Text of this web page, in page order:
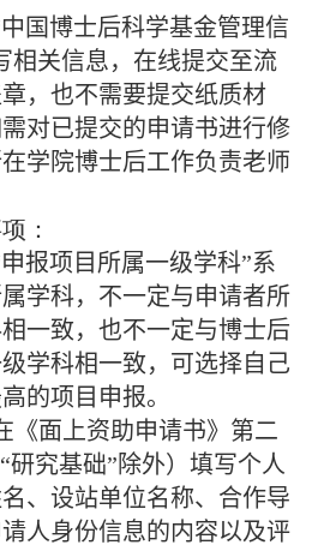
国博士后科学基金管理信
相关信息，在线提交至流
，也不需要提交纸质材
对已提交的申请书进行修
学院博士后工作负责老师
：
申报项目所属一级学科”系
学科，不一定与申请者所
一致，也不一定与博士后
学科相一致，可选择自己
的项目申报。
《面上资助申请书》第二
研究基础”除外）填写个人
、设站单位名称、合作导
人身份信息的内容以及评